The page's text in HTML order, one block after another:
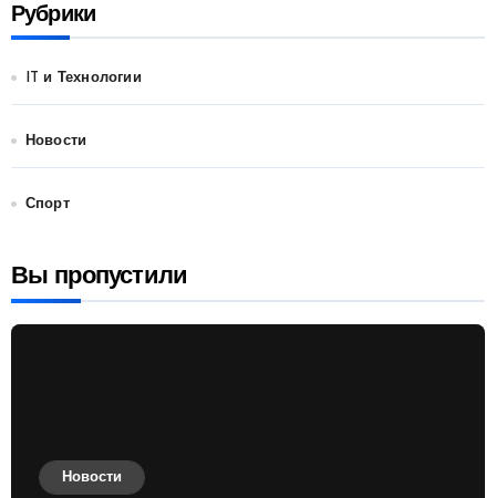
Рубрики
IT и Технологии
Новости
Спорт
Вы пропустили
Новости